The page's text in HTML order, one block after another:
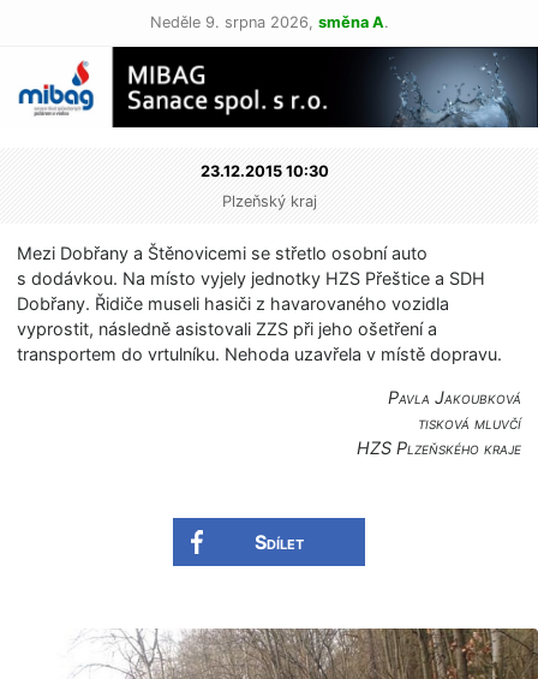
Neděle 9. srpna 2026, směna A.
23.12.2015 10:30
Plzeňský kraj
Mezi Dobřany a Štěnovicemi se střetlo osobní auto
s dodávkou. Na místo vyjely jednotky HZS Přeštice a SDH
Dobřany. Řidiče museli hasiči z havarovaného vozidla
vyprostit, následně asistovali ZZS při jeho ošetření a
transportem do vrtulníku. Nehoda uzavřela v místě dopravu.
Pavla Jakoubková
tisková mluvčí
HZS Plzeňského kraje
Sdílet